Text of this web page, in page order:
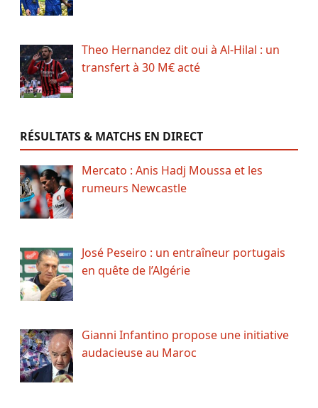
Theo Hernandez dit oui à Al-Hilal : un
transfert à 30 M€ acté
RÉSULTATS & MATCHS EN DIRECT
Mercato : Anis Hadj Moussa et les
rumeurs Newcastle
José Peseiro : un entraîneur portugais
en quête de l’Algérie
Gianni Infantino propose une initiative
audacieuse au Maroc